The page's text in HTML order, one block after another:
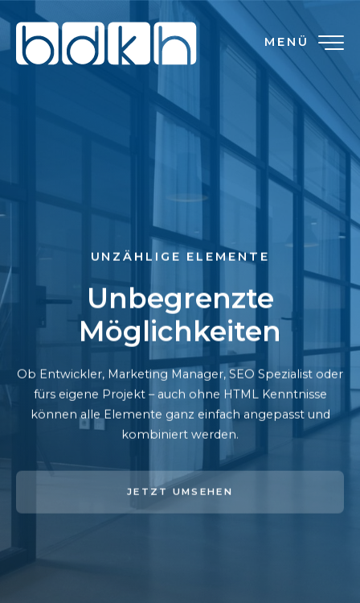
MENÜ
UNZÄHLIGE ELEMENTE
Unbegrenzte
Möglichkeiten
Ob Entwickler, Marketing Manager, SEO Spezialist oder
fürs eigene Projekt – auch ohne HTML Kenntnisse
können alle Elemente ganz einfach angepasst und
kombiniert werden.
JETZT UMSEHEN